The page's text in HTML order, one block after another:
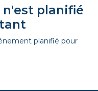
planifié
planifié pour